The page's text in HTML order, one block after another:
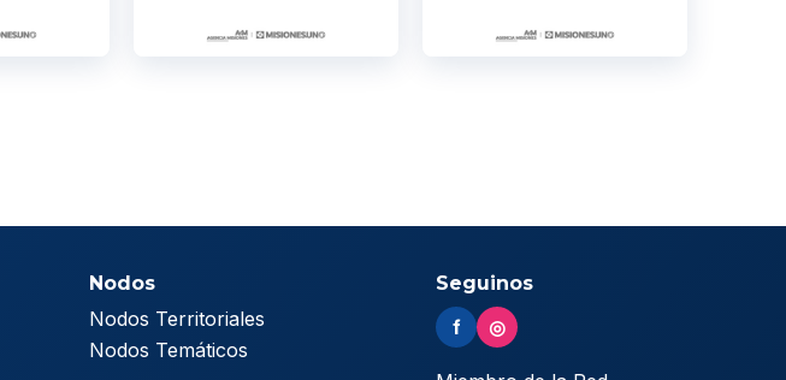
Nodos
Nodos Territoriales
Nodos Temáticos
Seguinos
f ◎